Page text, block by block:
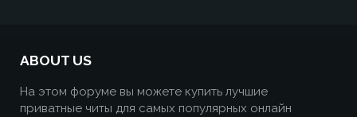
ABOUT US
На этом форуме вы можете купить лучшие
приватные читы для самых популярных онлайн